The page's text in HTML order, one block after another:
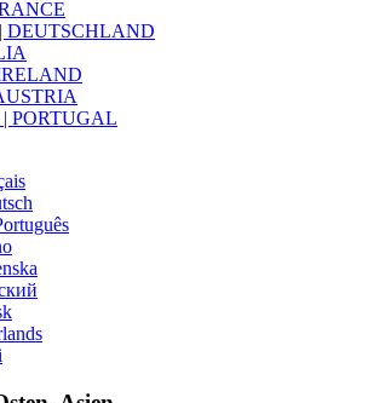
DEUTSCHLAND
PORTUGAL